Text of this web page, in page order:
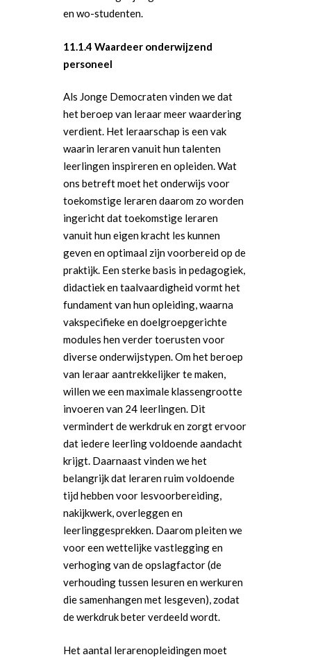
en wo-studenten.
11.1.4 Waardeer onderwijzend
personeel
Als Jonge Democraten vinden we dat
het beroep van leraar meer waardering
verdient. Het leraarschap is een vak
waarin leraren vanuit hun talenten
leerlingen inspireren en opleiden. Wat
ons betreft moet het onderwijs voor
toekomstige leraren daarom zo worden
ingericht dat toekomstige leraren
vanuit hun eigen kracht les kunnen
geven en optimaal zijn voorbereid op de
praktijk. Een sterke basis in pedagogiek,
didactiek en taalvaardigheid vormt het
fundament van hun opleiding, waarna
vakspecifieke en doelgroepgerichte
modules hen verder toerusten voor
diverse onderwijstypen. Om het beroep
van leraar aantrekkelijker te maken,
willen we een maximale klassengrootte
invoeren van 24 leerlingen. Dit
vermindert de werkdruk en zorgt ervoor
dat iedere leerling voldoende aandacht
krijgt. Daarnaast vinden we het
belangrijk dat leraren ruim voldoende
tijd hebben voor lesvoorbereiding,
nakijkwerk, overleggen en
leerlinggesprekken. Daarom pleiten we
voor een wettelijke vastlegging en
verhoging van de opslagfactor (de
verhouding tussen lesuren en werkuren
die samenhangen met lesgeven), zodat
de werkdruk beter verdeeld wordt.
Het aantal lerarenopleidingen moet
Duurzaamheid
Economie, Financiën &
Europese Unie
Migratie & Asiel
Onderwijs &
Volksgezondheid,
Sport
Vrienden van de Jonge
Democraten
Vertrouwenspersonen
Fryslân
Groningen-Drenthe
Leiden-Haaglanden
Limburg
Rotterdam-Zeeland